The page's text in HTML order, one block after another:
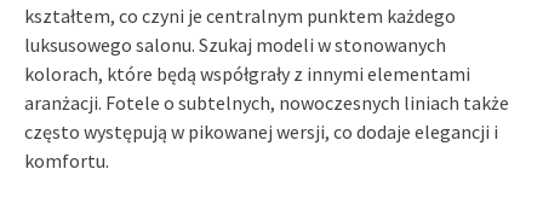
kształtem, co czyni je centralnym punktem każdego
luksusowego salonu. Szukaj modeli w stonowanych
kolorach, które będą współgrały z innymi elementami
aranżacji. Fotele o subtelnych, nowoczesnych liniach także
często występują w pikowanej wersji, co dodaje elegancji i
komfortu.